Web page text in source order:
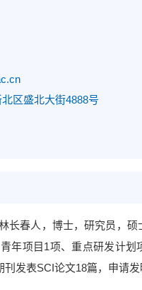
区盛北大街4888号
长春人，博士，研究员，硕
年项目 1项、重点研发计划
刊发表SCI论文18篇， 申请发